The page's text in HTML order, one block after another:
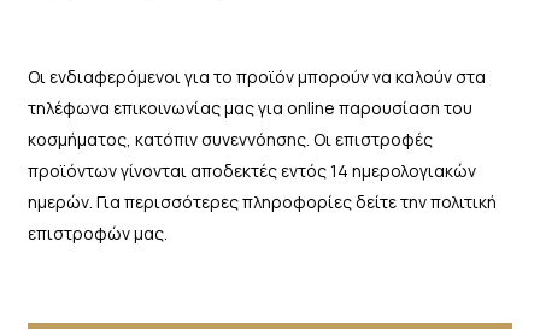
Οι ενδιαφερόμενοι για το προϊόν μπορούν να καλούν στα
τηλέφωνα επικοινωνίας μας για online παρουσίαση του
κοσμήματος, κατόπιν συνεννόησης. Οι επιστροφές
προϊόντων γίνονται αποδεκτές εντός 14 ημερολογιακών
ημερών. Για περισσότερες πληροφορίες δείτε την πολιτική
επιστροφών μας.